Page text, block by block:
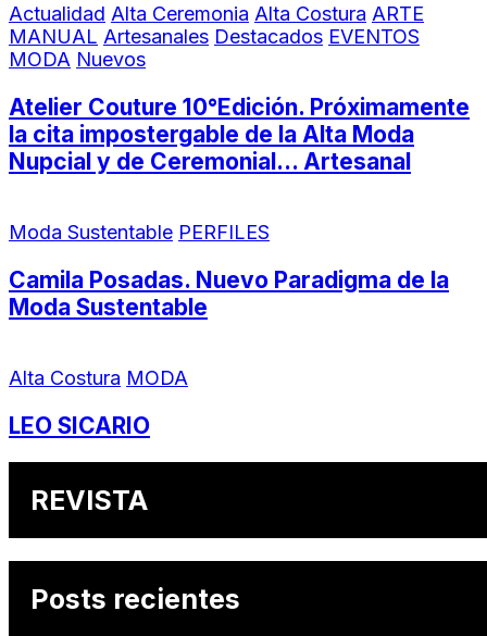
Actualidad Alta Ceremonia Alta Costura ARTE
MANUAL Artesanales Destacados EVENTOS
MODA Nuevos
Atelier Couture 10°Edición. Próximamente
la cita impostergable de la Alta Moda
Nupcial y de Ceremonial… Artesanal
Moda Sustentable PERFILES
Camila Posadas. Nuevo Paradigma de la
Moda Sustentable
Alta Costura MODA
LEO SICARIO
REVISTA
Posts recientes